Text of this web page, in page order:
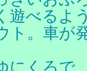
遊べるよ
ト。車が
にくろ